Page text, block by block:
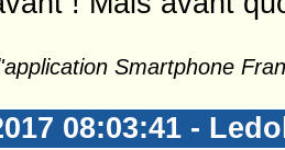
Smartphone
08:03:41 -